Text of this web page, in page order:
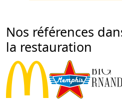
Nos références
la restauration